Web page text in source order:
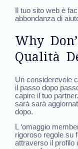
Il tuo sito web è
abbondanza di
Why
Qualità
Un considerevole
il passo dopo
capire il tuo
sarà sarà
dopo.
L ‘omaggio
rigoroso regole su
attraverso il profilo